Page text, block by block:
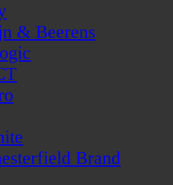
& Beerens
Brand